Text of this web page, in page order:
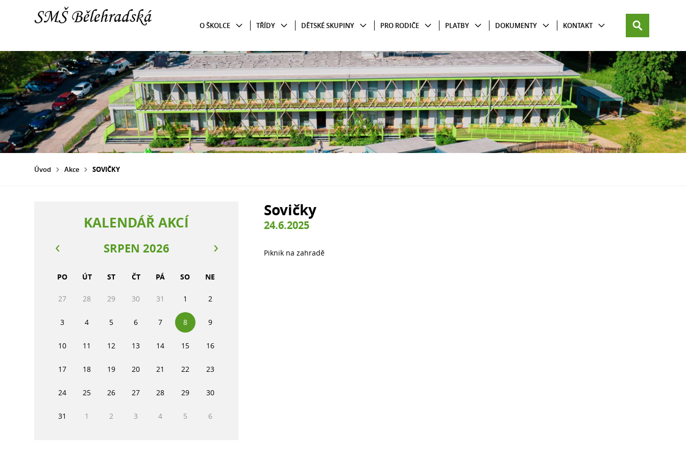
O ŠKOLCE TŘÍDY DĚTSKÉ SKUPINY PRO RODIČE PLATBY DOKUMENTY KONTAKT
Úvod Akce SOVIČKY
Sovičky
24.6.2025
Piknik na zahradě
KALENDÁŘ AKCÍ
SRPEN 2026
PO ÚT ST ČT PÁ SO NE
27 28 29 30 31 1 2
3 4 5 6 7 8 9
10 11 12 13 14 15 16
17 18 19 20 21 22 23
24 25 26 27 28 29 30
31 1 2 3 4 5 6